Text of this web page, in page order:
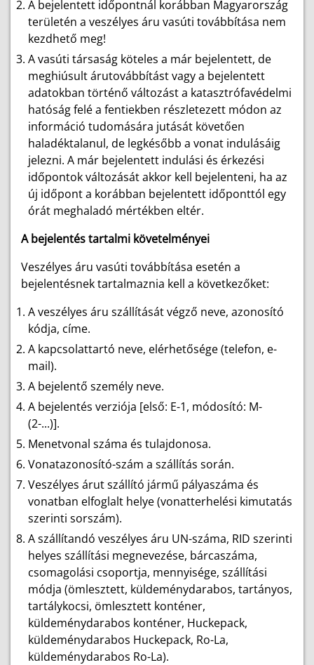
A bejelentett időpontnál korábban Magyarország
területén a veszélyes áru vasúti továbbítása nem
kezdhető meg!
A vasúti társaság köteles a már bejelentett, de
meghiúsult árutovábbítást vagy a bejelentett
adatokban történő változást a katasztrófavédelmi
hatóság felé a fentiekben részletezett módon az
információ tudomására jutását követően
haladéktalanul, de legkésőbb a vonat indulásáig
jelezni. A már bejelentett indulási és érkezési
időpontok változását akkor kell bejelenteni, ha az
új időpont a korábban bejelentett időponttól egy
órát meghaladó mértékben eltér.
A bejelentés tartalmi követelményei
Veszélyes áru vasúti továbbítása esetén a
bejelentésnek tartalmaznia kell a következőket:
A veszélyes áru szállítását végző neve, azonosító
kódja, címe.
A kapcsolattartó neve, elérhetősége (telefon, e-
mail).
A bejelentő személy neve.
A bejelentés verziója [első: E-1, módosító: M-
(2-...)].
Menetvonal száma és tulajdonosa.
Vonatazonosító-szám a szállítás során.
Veszélyes árut szállító jármű pályaszáma és
vonatban elfoglalt helye (vonatterhelési kimutatás
szerinti sorszám).
A szállítandó veszélyes áru UN-száma, RID szerinti
helyes szállítási megnevezése, bárcaszáma,
csomagolási csoportja, mennyisége, szállítási
módja (ömlesztett, küldeménydarabos, tartányos,
tartálykocsi, ömlesztett konténer,
küldeménydarabos konténer, Huckepack,
küldeménydarabos Huckepack, Ro-La,
küldeménydarabos Ro-La).